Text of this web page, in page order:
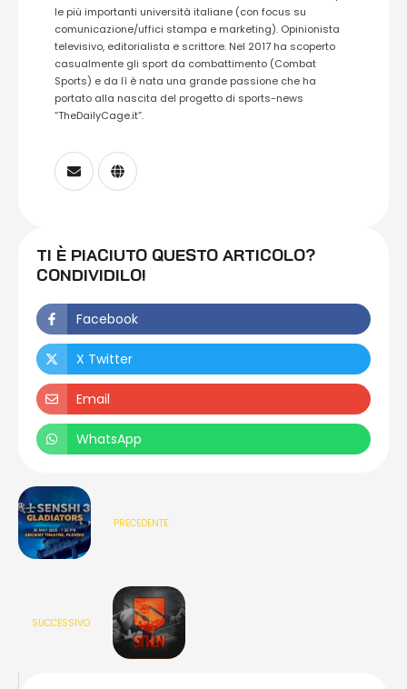
le più importanti università italiane (con focus su
comunicazione/uffici stampa e marketing). Opinionista
televisivo, editorialista e scrittore. Nel 2017 ha scoperto
casualmente gli sport da combattimento (Combat
Sports) e da lì è nata una grande passione che ha
portato alla nascita del progetto di sports-news
“TheDailyCage.it”.
TI È PIACIUTO QUESTO ARTICOLO?
CONDIVIDILO!
Facebook
X Twitter
Email
WhatsApp
PRECEDENTE
SUCCESSIVO